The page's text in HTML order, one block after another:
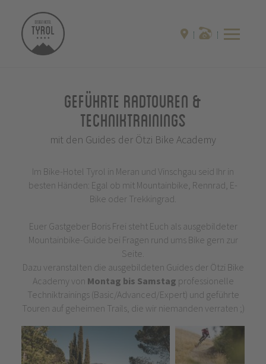
Geführte Radtouren &
Techniktrainings
mit den Guides der Ötzi Bike Academy
Im Bike-Hotel Tyrol in Meran und Vinschgau seid Ihr in
besten Händen: Egal ob mit Mountainbike, Rennrad, E-
Bike oder Trekkingrad.
Euer Gastgeber Boris Frei steht Euch als ausgebildeter
Mountainbike-Guide bei Fragen rund ums Bike gern zur
Seite.
Dazu veranstalten die ausgebildeten Guides der Ötzi Bike
Academy von Montag bis Samstag professionelle
Techniktrainings (Basic/Advanced/Expert) und geführte
Touren auf geheimen Trails, die wir niemanden verraten ;)